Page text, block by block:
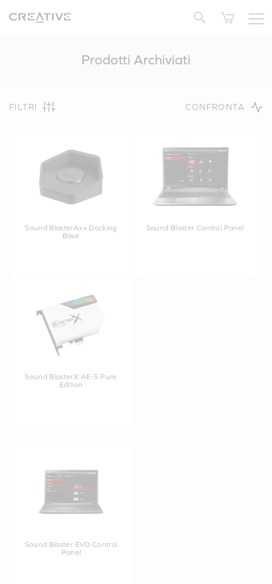
Prodotti Archiviati
FILTRI CONFRONTA
Sound BlasterAxx Docking
Base
Sound Blaster Control Panel
Sound BlasterX AE-5 Pure
Edition
Sound Blaster EVO Control
Panel